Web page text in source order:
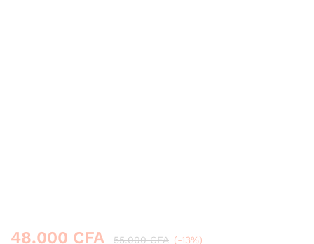
48.000 CFA 55.000CFA (-13%)